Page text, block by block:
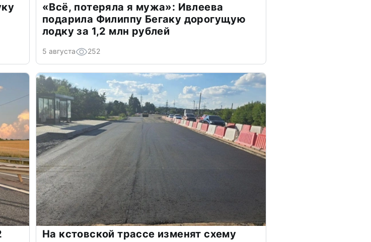
«Всё, потеряла я мужа»: Ивлеева
подарила Филиппу Бегаку дорогущую
лодку за 1,2 млн рублей
5 августа 252
На кстовской трассе изменят схему